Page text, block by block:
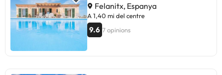
Felanitx, Espanya
A 1,40 mi del centre
9.6 7 opinions